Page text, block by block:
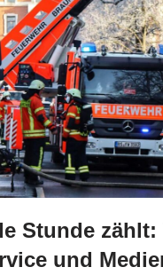
Stunde zählt:
und